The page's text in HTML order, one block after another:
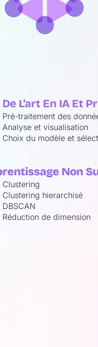
De L’art En IA Et
Pré-traitement des
Analyse et visualisation
Choix du modèle et
Non
Clustering
Clustering hierarchisé
DBSCAN
Réduction de dimension